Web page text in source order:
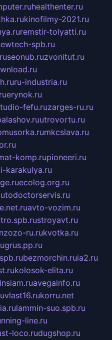
healthenter.ru
kinofilmy-2021.ru
remstir-tolyatti.ru
spb.ru
seonub.ruzvonitut.ru
ru-industria.ru
erynok.ru
fefu.ruzarges-ru.ru
utrovortu.ru
mkcslava.ru
komp.rupioneeri.ru
karakulya.ru
ecolog.org.ru
avto-vozim.ru
stroyavt.ru
ru.rukvotka.ru
bezmorchin.ruia2.ru
kolosok-elita.ru
insiam.ruavegainfo.ru
vlast16.rukorru.net
lammin-suo.spb.ru
line.ru
loco.rudugshop.ru